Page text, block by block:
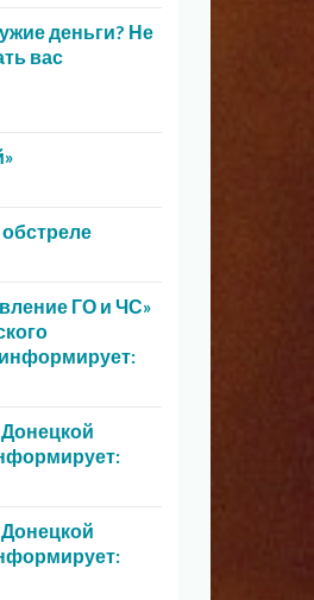
деньги? Не
вас
ГО и ЧС»